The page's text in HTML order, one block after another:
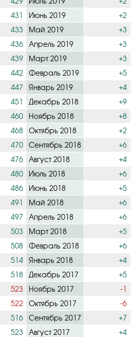
431 Июнь 2019
+2
433 Май 2019
+3
436 Апрель 2019
+3
439 Март 2019
+3
442 Февраль 2019
+5
447 Январь 2019
+4
451 Декабрь 2018
+9
460 Ноябрь 2018
+8
468 Октябрь 2018
+2
470 Сентябрь 2018
+6
476 Август 2018
+4
480 Июль 2018
+6
486 Июнь 2018
+5
491 Май 2018
+6
497 Апрель 2018
+6
503 Март 2018
+5
508 Февраль 2018
+6
514 Январь 2018
+4
518 Декабрь 2017
+5
523 Ноябрь 2017
-1
522 Октябрь 2017
-6
516 Сентябрь 2017
+7
523 Август 2017
+4